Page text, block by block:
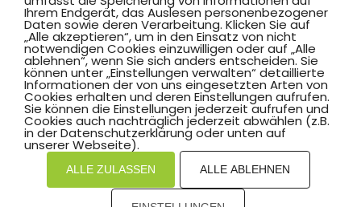
Am Südbad 9,
59069 Hamm
©2025 Hammer SportClub 2008 e.V.
Mit zum Verein by PASSGEBER
Ihrem Endgerät, das Auslesen personenbezogener
Daten sowie deren Verarbeitung. Klicken Sie auf
„Alle akzeptieren“, um in den Einsatz von nicht
notwendigen Cookies einzuwilligen oder auf „Alle
ablehnen“, wenn Sie sich anders entscheiden. Sie
können unter „Einstellungen verwalten“ detaillierte
Informationen der von uns eingesetzten Arten von
Cookies erhalten und deren Einstellungen aufrufen.
Sie können die Einstellungen jederzeit aufrufen und
Cookies auch nachträglich jederzeit abwählen (z.B.
in der Datenschutzerklärung oder unten auf
unserer Webseite).
ALLE ZULASSEN ALLE ABLEHNEN